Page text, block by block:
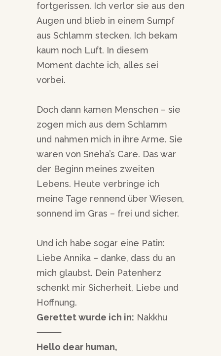
fortgerissen. Ich verlor sie aus den
Augen und blieb in einem Sumpf
aus Schlamm stecken. Ich bekam
kaum noch Luft. In diesem
Moment dachte ich, alles sei
vorbei.
Doch dann kamen Menschen – sie
zogen mich aus dem Schlamm
und nahmen mich in ihre Arme. Sie
waren von Sneha’s Care. Das war
der Beginn meines zweiten
Lebens. Heute verbringe ich
meine Tage rennend über Wiesen,
sonnend im Gras – frei und sicher.
Und ich habe sogar eine Patin:
Liebe Annika – danke, dass du an
mich glaubst. Dein Patenherz
schenkt mir Sicherheit, Liebe und
Hoffnung.
Gerettet wurde ich in: Nakkhu
⸻
Hello dear human,